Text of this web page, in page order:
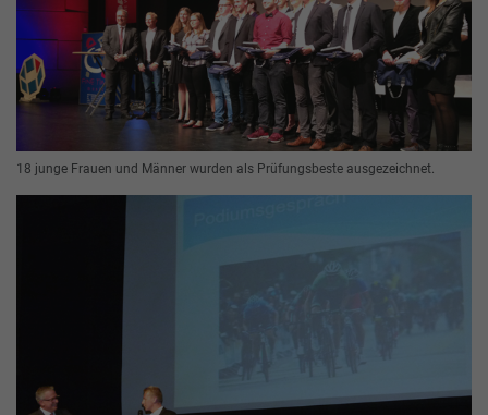
18 junge Frauen und Männer wurden als Prüfungsbeste ausgezeichnet.